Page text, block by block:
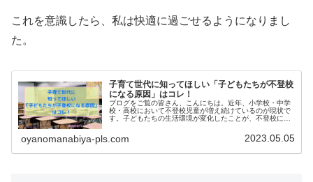
これを意識したら、私は快適に過ごせるようになりまし
た。
子育て世代に知ってほしい「子どもたちが不登校
になる原因」はコレ！
ブログをご覧の皆さん、こんにちは。近年、小学校・中学
校・高校において不登校児童が増え続けているのが現状で
す。子どもたちの生活環境が変化したことが、不登校に大
育の観点を持ちつつ、不登校になる子どもの原因・理由に
ついて考えていきます。
oyanomanabiya-pls.com 2023.05.05